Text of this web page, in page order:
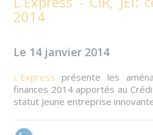
2014
Le 14 janvier 2014
L'Express présente les
finances 2014 apportés au
statut Jeune entreprise